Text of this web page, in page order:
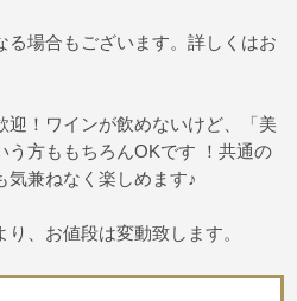
る場合もございます。詳しくはお
迎！ワインが飲めないけど、「美
う方ももちろんOKです ！共通の
気兼ねなく楽しめます♪
、お値段は変動致します。